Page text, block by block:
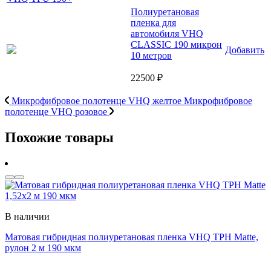
Полиуретановая
пленка для
автомобиля VHQ
CLASSIC 190 микрон
10 метров
22500 ₽
Добавить
Микрофибровое полотенце VHQ желтое Микрофибровое
полотенце VHQ розовое
Похожие товары
В наличии
Матовая гибридная полиуретановая пленка VHQ TPH Matte,
рулон 2 м 190 мкм